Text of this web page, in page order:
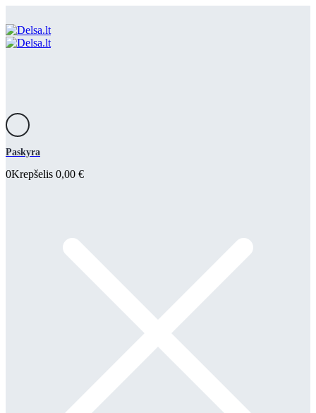
Paskyra
0Krepšelis 0,00 €